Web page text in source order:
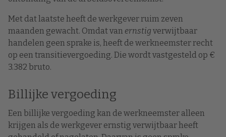
Met dat laatste heeft de werkgever ruim zeven
maanden gewacht. Omdat van ernstig verwijtbaar
handelen geen sprake is, heeft de werkneemster recht
op een transitievergoeding. Die wordt vastgesteld op €
3.382 bruto.
Billijke vergoeding
Een billijke vergoeding kan de werkneemster alleen
krijgen als de werkgever ernstig verwijtbaar heeft